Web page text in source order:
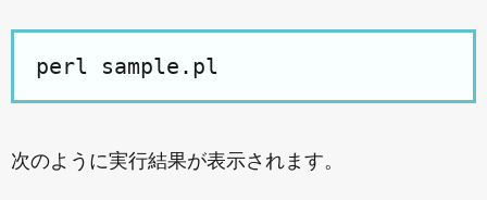
次のように実行結果が表示されます。